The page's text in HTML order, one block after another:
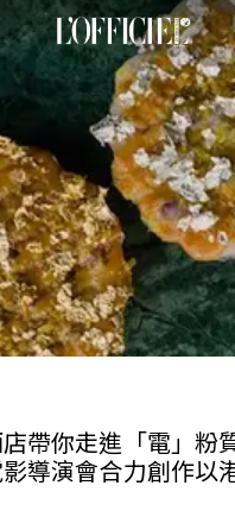
帶你走進「電」粉
導演會合力創作以